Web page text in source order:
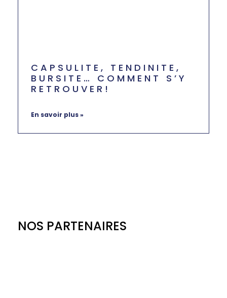
CAPSULITE, TENDINITE,
BURSITE… COMMENT S’Y
RETROUVER!
En savoir plus »
NOS PARTENAIRES